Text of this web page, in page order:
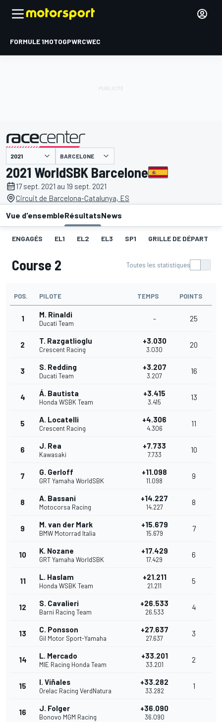
FORMULE 1MOTOGPWRCWEC
présenté par BARCELONE
2021 WorldSBK Barcelone
17 sept. 2021 au 19 sept. 2021
Circuit de Barcelona-Catalunya, ES
Vue d'ensembleRésultatsNews
ENGAGÉS EL1 EL2 EL3 SP1 GRILLE DE DÉPART
Course 2 Toutes les statistiques
POS. PILOTE TEMPS POINTS
1 M. Rinaldi
Ducati Team
- 25
2 T. Razgatlioglu
Crescent Racing
+3.030
3.030
20
3 S. Redding
Ducati Team
+3.207
3.207
16
4 Á. Bautista
Honda WSBK Team
+3.415
3.415
13
5 A. Locatelli
Crescent Racing
+4.306
4.306
11
6 J. Rea
Kawasaki
+7.733
7.733
10
7 G. Gerloff
GRT Yamaha WorldSBK
+11.098
11.098
9
8 A. Bassani
Motocorsa Racing
+14.227
14.227
8
9 M. van der Mark
BMW Motorrad Italia
+15.679
15.679
7
10 K. Nozane
GRT Yamaha WorldSBK
+17.429
17.429
6
11 L. Haslam
Honda WSBK Team
+21.211
21.211
5
12 S. Cavalieri
Barni Racing Team
+26.533
26.533
4
13 C. Ponsson
Gil Motor Sport-Yamaha
+27.637
27.637
3
14 L. Mercado
MIE Racing Honda Team
+33.201
33.201
2
15 I. Viñales
Orelac Racing VerdNatura
+33.282
33.282
1
16 J. Folger
Bonovo MGM Racing
+36.090
36.090